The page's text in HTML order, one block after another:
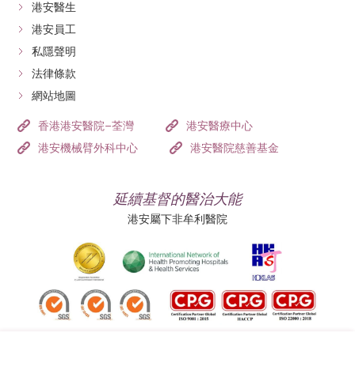
港安醫生
港安員工
私隱聲明
法律條款
網站地圖
香港港安醫院–荃灣
港安醫療中心
港安機械臂外科中心
港安醫院慈善基金
延續基督的醫治大能
港安屬下非牟利醫院